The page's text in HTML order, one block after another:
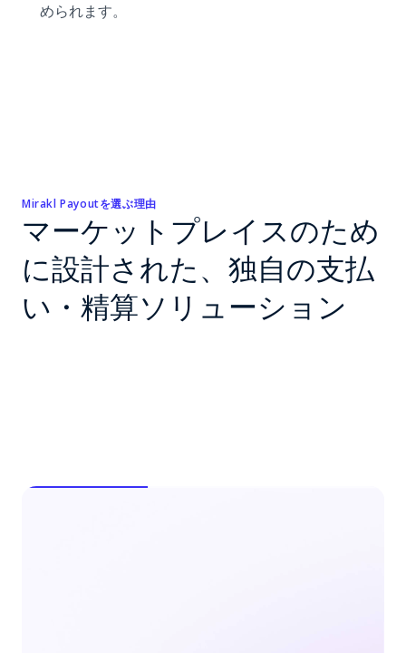
められます。
Mirakl Payoutを選ぶ理由
マーケットプレイスのため
に設計された、独自の支払
い・精算ソリューション